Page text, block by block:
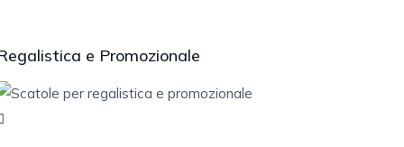
e Promozionale